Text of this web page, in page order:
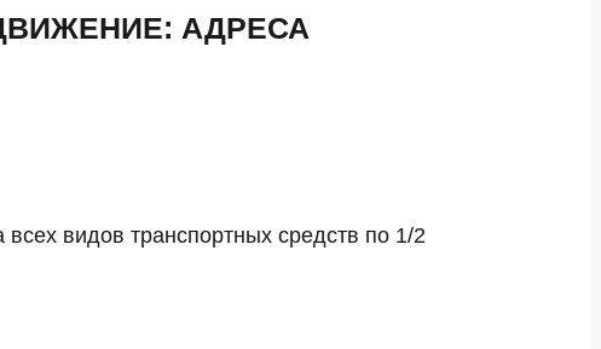
АДРЕСА
видов транспортных средств по 1/2